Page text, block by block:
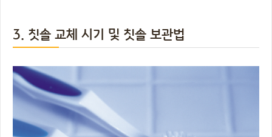
3. 칫솔 교체 시기 및 칫솔 보관법